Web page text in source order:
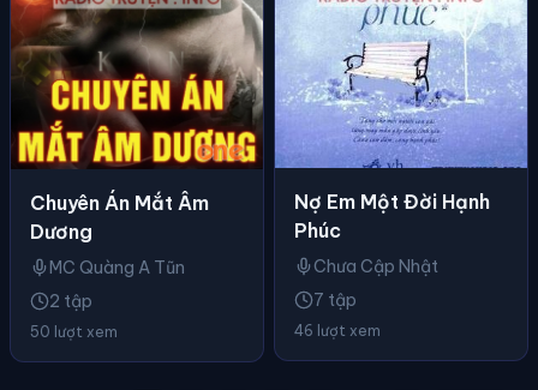
Chuyên Án Mắt Âm
Dương
MC Quàng A Tũn
2 tập
50 lượt xem
Nợ Em Một Đời Hạnh
Phúc
Chưa Cập Nhật
7 tập
46 lượt xem